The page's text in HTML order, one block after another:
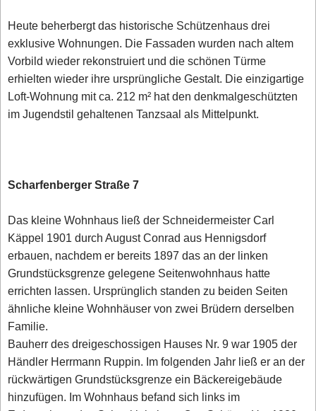
Heute beherbergt das historische Schützenhaus drei
exklusive Wohnungen. Die Fassaden wurden nach altem
Vorbild wieder rekonstruiert und die schönen Türme
erhielten wieder ihre ursprüngliche Gestalt. Die einzigartige
Loft-Wohnung mit ca. 212 m² hat den denkmalgeschützten
im Jugendstil gehaltenen Tanzsaal als Mittelpunkt.
Scharfenberger Straße 7
Das kleine Wohnhaus ließ der Schneidermeister Carl
Käppel 1901 durch August Conrad aus Hennigsdorf
erbauen, nachdem er bereits 1897 das an der linken
Grundstücksgrenze gelegene Seitenwohnhaus hatte
errichten lassen. Ursprünglich standen zu beiden Seiten
ähnliche kleine Wohnhäuser von zwei Brüdern derselben
Familie.
Bauherr des dreigeschossigen Hauses Nr. 9 war 1905 der
Händler Herrmann Ruppin. Im folgenden Jahr ließ er an der
rückwärtigen Grundstücksgrenze ein Bäckereigebäude
hinzufügen. Im Wohnhaus befand sich links im